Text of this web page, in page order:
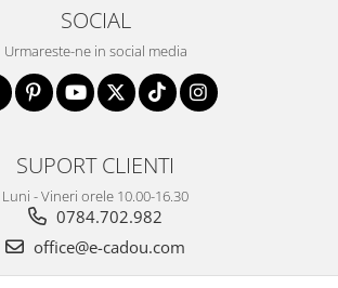
SOCIAL
Urmareste-ne in social media
SUPORT CLIENTI
Luni - Vineri orele 10.00-16.30
0784.702.982
office@e-cadou.com